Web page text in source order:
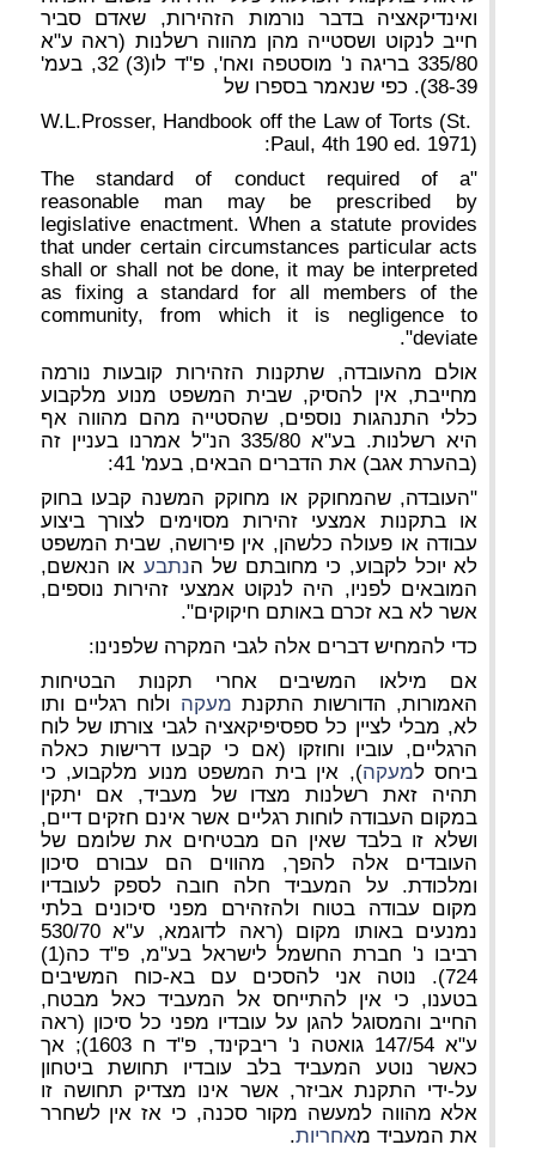
ואינדיקאציה בדבר נורמות הזהירות, שאדם סביר
חייב לנקוט ושסטייה מהן מהווה רשלנות (ראה ע"א
335/80 בריגה נ' מוסטפה ואח', פ"ד לו(3) 32, בעמ'
38-39). כפי שנאמר בספרו של
W.L.Prosser, Handbook off the Law of Torts (St.
Paul, 4th 190 ed. 1971):
"The standard of conduct required of a
reasonable man may be prescribed by
legislative enactment. When a statute provides
that under certain circumstances particular acts
shall or shall not be done, it may be interpreted
as fixing a standard for all members of the
community, from which it is negligence to
deviate".
אולם מהעובדה, שתקנות הזהירות קובעות נורמה
מחייבת, אין להסיק, שבית המשפט מנוע מלקבוע
כללי התנהגות נוספים, שהסטייה מהם מהווה אף
היא רשלנות. בע"א 335/80 הנ"ל אמרנו בעניין זה
(בהערת אגב) את הדברים הבאים, בעמ' 41:
"העובדה, שהמחוקק או מחוקק המשנה קבעו בחוק
או בתקנות אמצעי זהירות מסוימים לצורך ביצוע
עבודה או פעולה כלשהן, אין פירושה, שבית המשפט
לא יוכל לקבוע, כי מחובתם של הנתבעאו הנאשם,
המובאים לפניו, היה לנקוט אמצעי זהירות נוספים,
אשר לא בא זכרם באותם חיקוקים".
כדי להמחיש דברים אלה לגבי המקרה שלפנינו:
אם מילאו המשיבים אחרי תקנות הבטיחות
האמורות, הדורשות התקנת מעקה ולוח רגליים ותו
לא, מבלי לציין כל ספסיפיקאציה לגבי צורתו של לוח
הרגליים, עוביו וחוזקו (אם כי קבעו דרישות כאלה
ביחס למעקה), אין בית המשפט מנוע מלקבוע, כי
תהיה זאת רשלנות מצדו של מעביד, אם יתקין
במקום העבודה לוחות רגליים אשר אינם חזקים דיים,
ושלא זו בלבד שאין הם מבטיחים את שלומם של
העובדים אלה להפך, מהווים הם עבורם סיכון
ומלכודת. על המעביד חלה חובה לספק לעובדיו
מקום עבודה בטוח ולהזהירם מפני סיכונים בלתי
נמנעים באותו מקום (ראה לדוגמא, ע"א 530/70
רביבו נ' חברת החשמל לישראל בע"מ, פ"ד כה(1)
724). נוטה אני להסכים עם בא-כוח המשיבים
בטענו, כי אין להתייחס אל המעביד כאל מבטח,
החייב והמסוגל להגן על עובדיו מפני כל סיכון (ראה
ע"א 147/54 גואטה נ' ריבקינד, פ"ד ח 1603); אך
כאשר נוטע המעביד בלב עובדיו תחושת ביטחון
על-ידי התקנת אביזר, אשר אינו מצדיק תחושה זו
אלא מהווה למעשה מקור סכנה, כי אז אין לשחרר
את המעביד מאחריות.